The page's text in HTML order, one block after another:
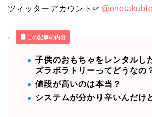
ツィッターアカウント☞
この記事の内容
子供のおもちゃをレンタルし
ズラボラトリーってどうなの
値段が高いのは本当？
システムが分かり辛いんだけ